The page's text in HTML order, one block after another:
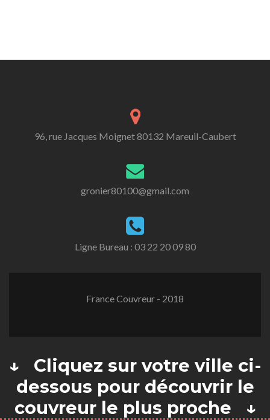
96, rue Jacques Moignet 80132 Mareuil-Caubert
gronier80100@gmail.com
Ligne Bureau : 03 22 20 09 80
France Couvreur - 2018
↓ Cliquez sur votre ville ci-
dessous pour découvrir le
couvreur le plus proche ↓